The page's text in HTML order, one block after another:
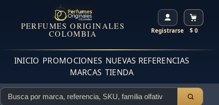
PERFUMES ORIGINALES
COLOMBIA Registrarse $ 0
INICIO PROMOCIONES NUEVAS REFERENCIAS
MARCAS TIENDA